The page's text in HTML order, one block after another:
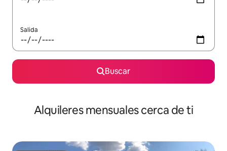
Salida
Buscar
Alquileres mensuales cerca de ti